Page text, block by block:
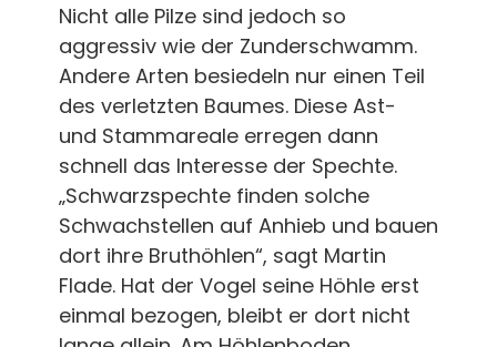
Nicht alle Pilze sind jedoch so
aggressiv wie der Zunderschwamm.
Andere Arten besiedeln nur einen Teil
des verletzten Baumes. Diese Ast-
und Stammareale erregen dann
schnell das Interesse der Spechte.
„Schwarzspechte finden solche
Schwachstellen auf Anhieb und bauen
dort ihre Bruthöhlen“, sagt Martin
Flade. Hat der Vogel seine Höhle erst
einmal bezogen, bleibt er dort nicht